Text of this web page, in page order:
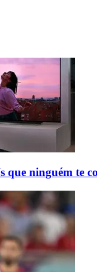
que ninguém te